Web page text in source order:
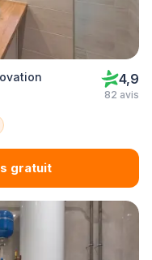
4,9
82 avis
gratuit